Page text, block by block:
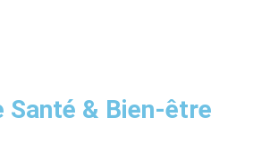
Santé & Bien-être